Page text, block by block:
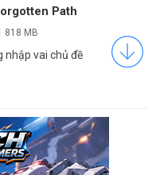
Path
818 MB
nhập vai chủ đề